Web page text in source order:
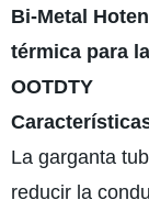
Bi-Metal
térmica para
OOTDTY
La garganta
reducir la